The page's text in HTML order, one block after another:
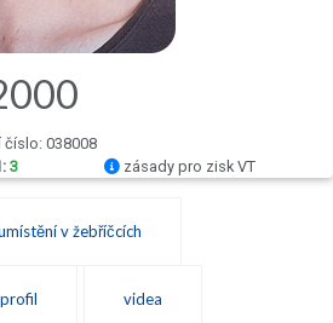
038008
3 zásady pro zisk VT
v žebříčcích
profil videa